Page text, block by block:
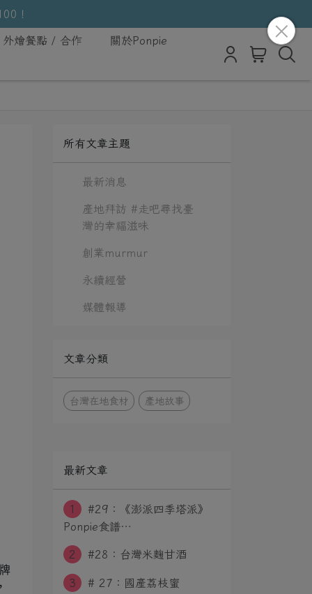
！
外燴餐點 / 合作
關於Ponpie
所有文章主題
最新消息
產地拜訪 #走吧尋找臺
灣的幸福滋味
創業murmur
永續經營
媒體報導
文章分類
台灣在地食材 產地故事
最新文章
1
#29：《澎派四季塔派》
Ponpie食譜⋯
2
#28：台灣米麴甘酒
3
# 27：國產荔枝蜜​​